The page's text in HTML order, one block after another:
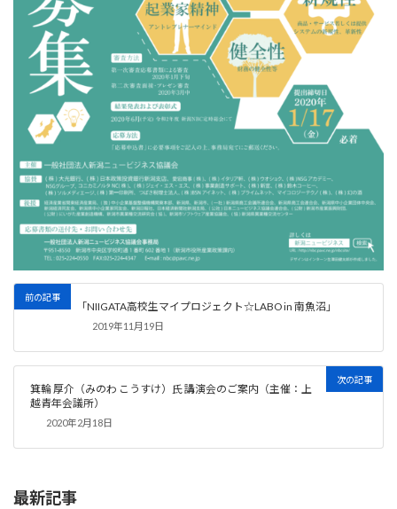
前の記事
「NIIGATA高校生マイプロジェクト☆LABO in 南魚沼」
2019年11月19日
次の記事
箕輪 厚介（みのわ こうすけ）氏 講演会のご案内（主催：上
越青年会議所）
2020年2月18日
最新記事